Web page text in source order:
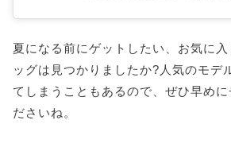
夏になる前にゲットしたい、お気に
ッグは見つかりましたか?人気のモデ
てしまうこともあるので、ぜひ早めに
ださいね。